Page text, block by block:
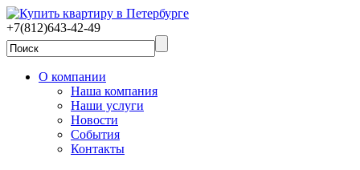
+7(812)643-42-49
О компании
Наша компания
Наши услуги
Новости
События
Контакты